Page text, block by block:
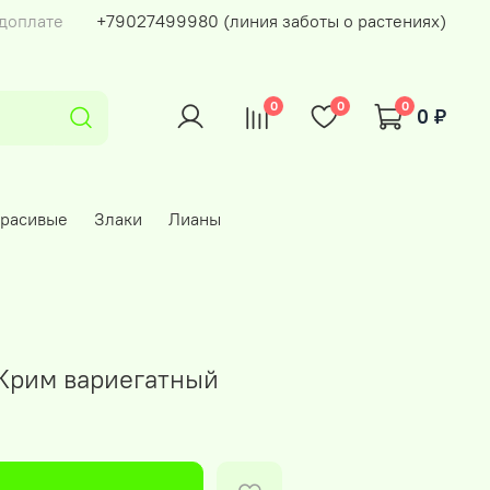
+79027499980 (линия заботы о растениях)
0 0 0 0 ₽
Злаки Лианы
вариегатный